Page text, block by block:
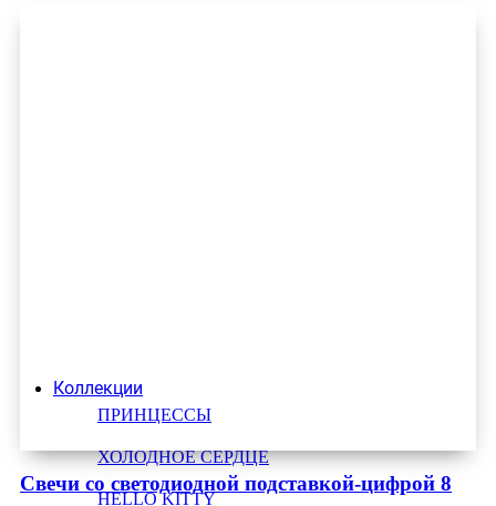
Коллекции
ПРИНЦЕССЫ
ХОЛОДНОЕ СЕРДЦЕ
HELLO KITTY
Свечи со светодиодной подставкой-цифрой 8